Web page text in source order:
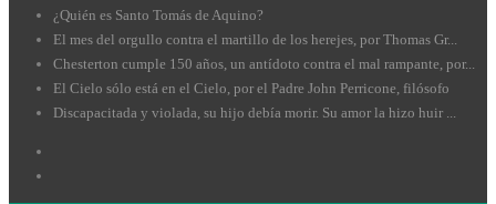
¿Quién es Santo Tomás de Aquino?
El mes del orgullo contra el martillo de los herejes, por Thomas Gr...
Chesterton cumple 150 años, un antídoto contra el mal rampante, por...
El Cielo sólo está en el Cielo, por el Padre John Perricone, filósofo
Discapacitada y violada, su hijo debía morir. Su amor la hizo huir ...